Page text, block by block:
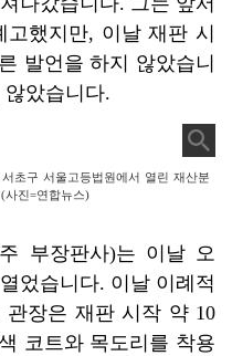
했지만, 이날 재판 시
발언을 하지 않았습니
았습니다.
초구 서울고등법원에서 열린 재산분
사진=연합뉴스)
부장판사)는 이날 오
었습니다. 이날 이례적
장은 재판 시작 약 10
코트와 목도리를 착용